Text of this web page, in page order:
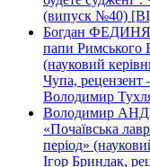
(випуск №40)
Богдан
папи Римського
(науковий
Чупа, рецензент
Володимир
Володимир
«Почаївська
період»
Ігор Бриндак,